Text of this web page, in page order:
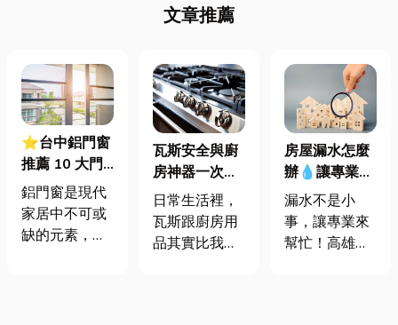
文章推薦
⭐台中鋁門窗
推薦 10 大門
窗行 鋁門窗價
格行情 品質如
何挑選一次看
鋁門窗是現代
家居中不可或
缺的元素，不
瓦斯安全與廚
房神器一次搞
懂🔥：從瓦斯
流量表到廚房
用品的完整指
日常生活裡，
瓦斯跟廚房用
品其實比我們
房屋漏水怎麼
辦💧讓專業的
高雄抓漏檢
測，還您一個
乾爽舒適的家
漏水不是小
事，讓專業來
幫忙！高雄的